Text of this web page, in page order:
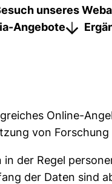
unseres
Angebote
Online-
von
der Regel
der Daten sind